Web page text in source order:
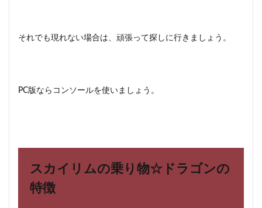
それでも現れない場合は、頑張って探しに行きましょう。
PC版ならコンソールを使いましょう。
スカイリムの乗り物☆ドラゴンの
特徴